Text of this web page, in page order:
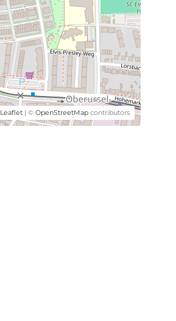
Leaflet| © OpenStreetMapcontributors